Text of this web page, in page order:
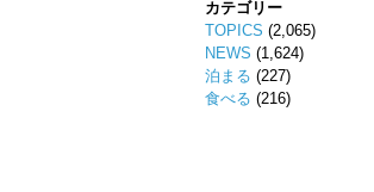
カテゴリー
TOPICS (2,065)
NEWS (1,624)
泊まる (227)
食べる (216)